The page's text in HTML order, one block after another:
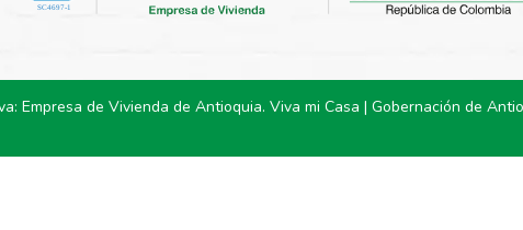
Empresa de Vivienda de Antioquia. Viva mi Casa | Gobernación de